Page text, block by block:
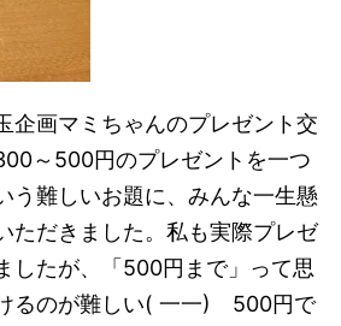
企画マミちゃんのプレゼント交
～500円のプレゼントを一つ
う難しいお題に、みんな一生懸
ただきました。私も実際プレゼ
したが、「500円まで」って思
るのが難しい( 一一) 500円で